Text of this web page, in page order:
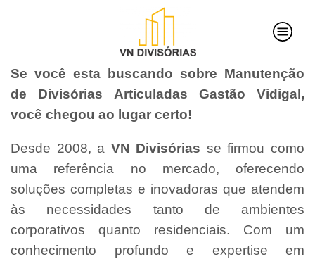
Se você esta buscando sobre Manutenção
de Divisórias Articuladas Gastão Vidigal,
você chegou ao lugar certo!
Desde 2008, a VN Divisórias se firmou como
uma referência no mercado, oferecendo
soluções completas e inovadoras que atendem
às necessidades tanto de ambientes
corporativos quanto residenciais. Com um
conhecimento profundo e expertise em